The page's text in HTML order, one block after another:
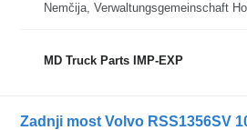
Nemčija, Verwaltungsgemeinschaft
MD Truck Parts IMP-EXP
Zadnji most Volvo RSS1356SV